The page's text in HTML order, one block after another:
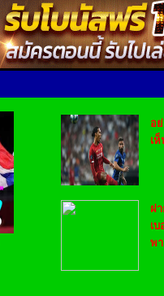
อ
เ
ฝ
เ
พา